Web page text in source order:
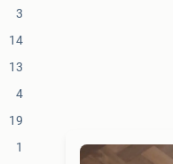
3
14
13
4
19
1